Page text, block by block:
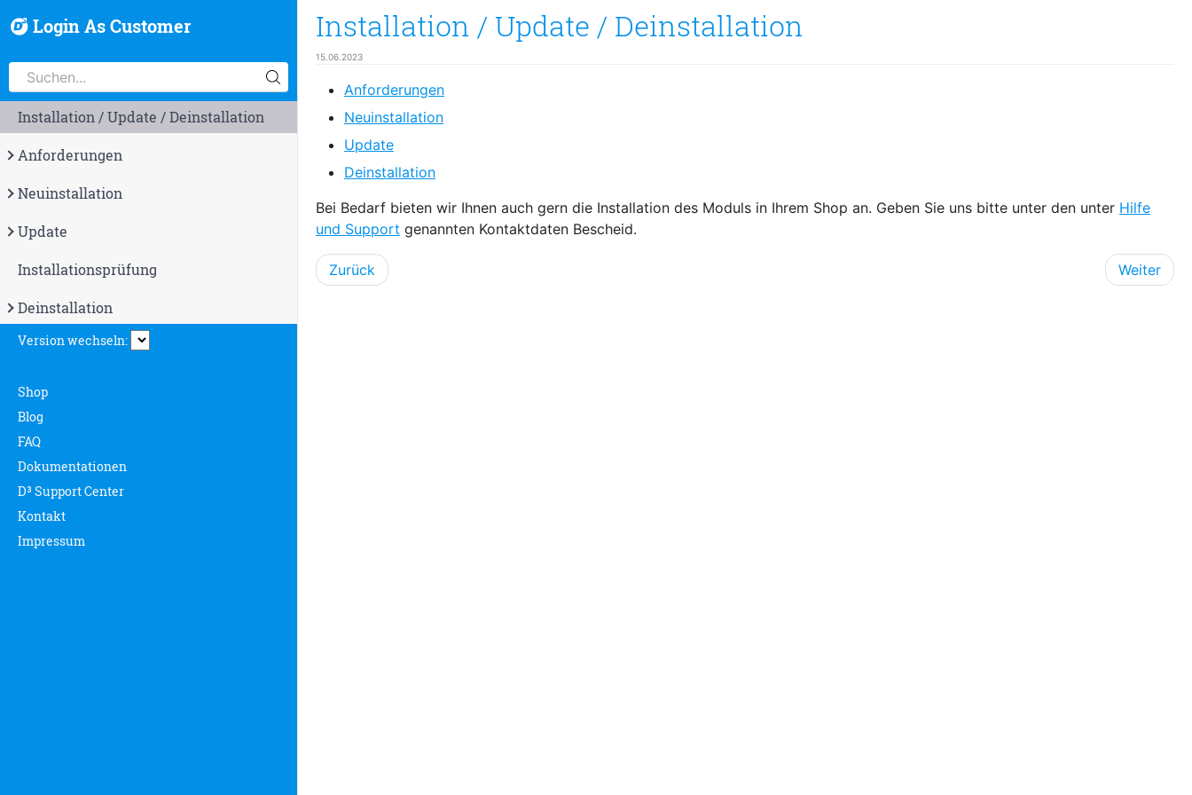
Login As Customer
Installation / Update / Deinstallation
Anforderungen
Neuinstallation
Update
Installationsprüfung
Deinstallation
Version wechseln:
Shop
Blog
FAQ
Dokumentationen
D³ Support Center
Kontakt
Impressum
Installation / Update / Deinstallation
15.06.2023
Anforderungen
Neuinstallation
Update
Deinstallation
Bei Bedarf bieten wir Ihnen auch gern die Installation des Moduls in Ihrem Shop an. Geben Sie uns bitte unter den unter Hilfe
und Support genannten Kontaktdaten Bescheid.
Zurück Weiter